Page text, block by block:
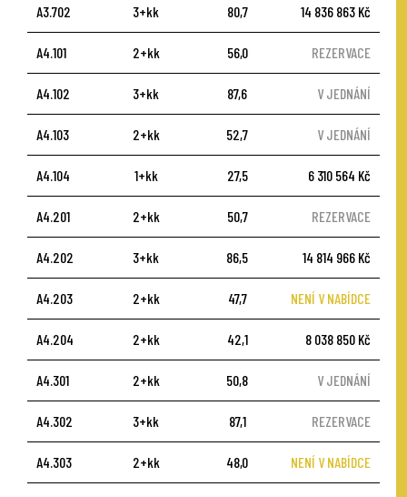
A3.702 3+kk 80,7 14 836 863 Kč
A4.101 2+kk 56,0 REZERVACE
A4.102 3+kk 87,6 V JEDNÁNÍ
A4.103 2+kk 52,7 V JEDNÁNÍ
A4.104 1+kk 27,5 6 310 564 Kč
A4.201 2+kk 50,7 REZERVACE
A4.202 3+kk 86,5 14 814 966 Kč
A4.203 2+kk 47,7 NENÍ V NABÍDCE
A4.204 2+kk 42,1 8 038 850 Kč
A4.301 2+kk 50,8 V JEDNÁNÍ
A4.302 3+kk 87,1 REZERVACE
A4.303 2+kk 48,0 NENÍ V NABÍDCE